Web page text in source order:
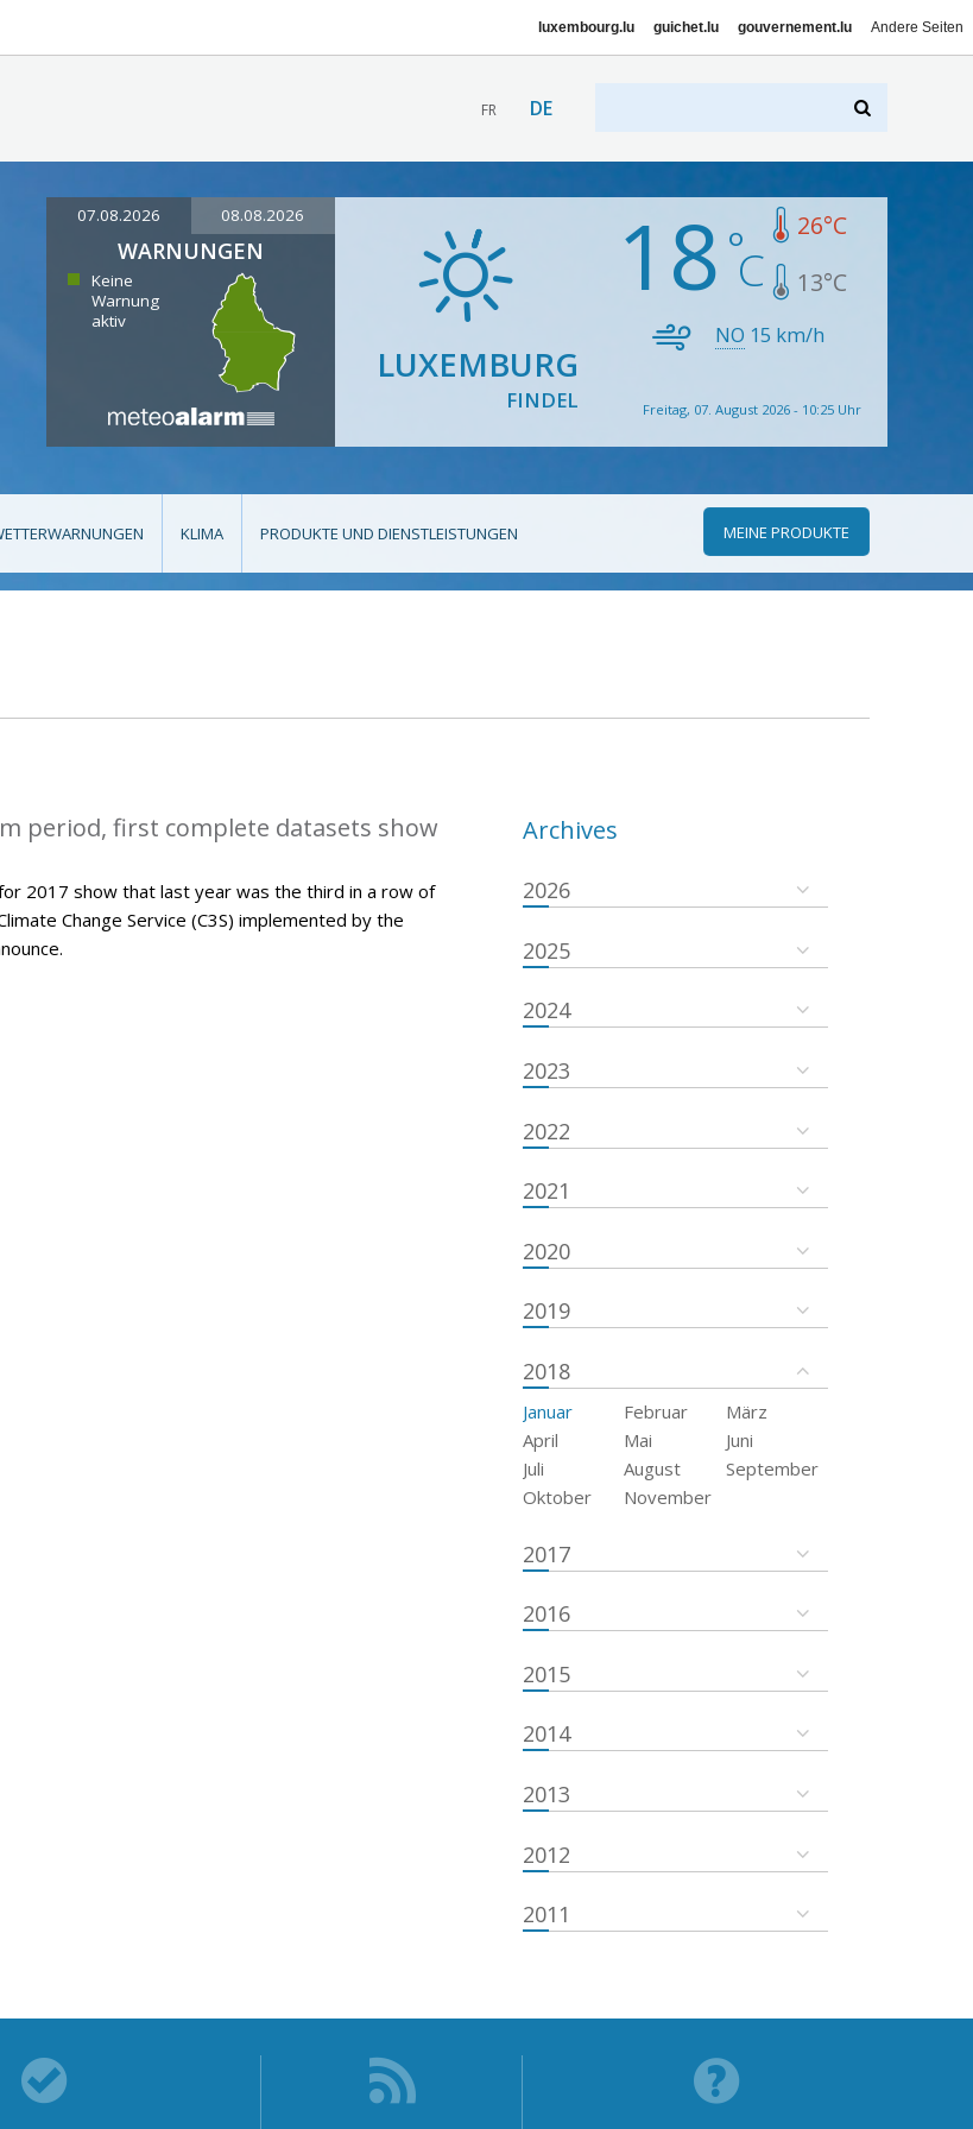
luxembourg.lu guichet.lu gouvernement.lu Andere Seiten
FR DE
07.08.2026 08.08.2026
WARNUNGEN
Keine
Warnung
aktiv
LUXEMBURG
FINDEL
18 26°C
13°C
NO 15 km/h
Freitag, 07. August 2026 - 10:25 Uhr
KLIMA PRODUKTE UND DIENSTLEISTUNGEN MEINE PRODUKTE
period, first complete datasets show
2017 show that last year was the third in a row of
Change Service (C3S) implemented by the
Archives
2026
2025
2024
2023
2022
2021
2020
2019
2018
Januar Februar
März
April
Mai
Juni
Juli
August
September
Oktober
November
2017
2016
2015
2014
2013
2012
2011